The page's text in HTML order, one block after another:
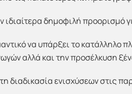
ιδιαίτερα δημοφιλή προορισμό
να υπάρξει το κατάλληλο
αλλά και την προσέλκυση
διαδικασία ενισχύσεων στις